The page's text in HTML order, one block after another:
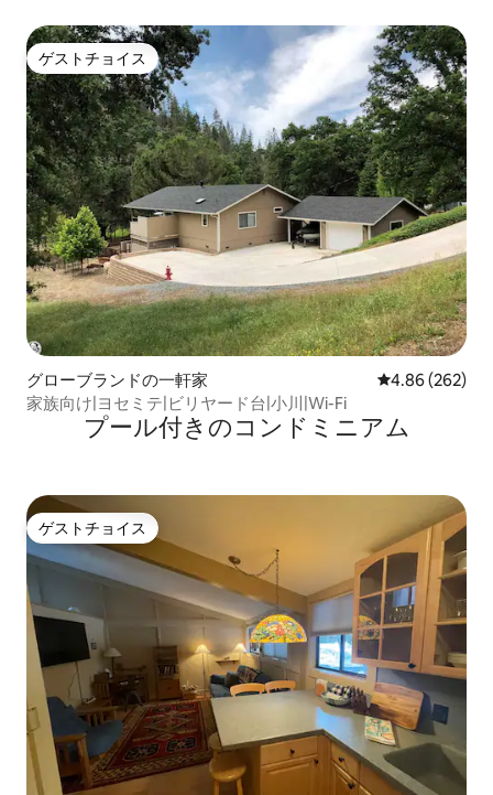
ゲストチョイス
ゲストチョイス
グローブランドの一軒家 レビュー262
4.86 (262)
家族向け|ヨセミテ|ビリヤード台|小川|Wi-Fi
プール付きのコンドミニアム
ゲストチョイス
ゲストチョイス